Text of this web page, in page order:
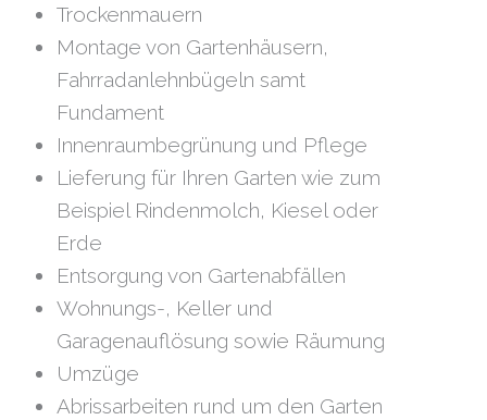
Trockenmauern
Montage von Gartenhäusern,
Fahrradanlehnbügeln samt
Fundament
Innenraumbegrünung und Pflege
Lieferung für Ihren Garten wie zum
Beispiel Rindenmolch, Kiesel oder
Erde
Entsorgung von Gartenabfällen
Wohnungs-, Keller und
Garagenauflösung sowie Räumung
Umzüge
Abrissarbeiten rund um den Garten